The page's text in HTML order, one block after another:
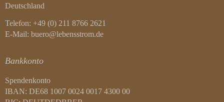
Deutschland
Telefon: +49 (0) 211 8766 2621
E-Mail: buero@lebensstrom.de
Bankkonto
Spendenkonto
IBAN: DE68 1007 0024 0017 4300 00